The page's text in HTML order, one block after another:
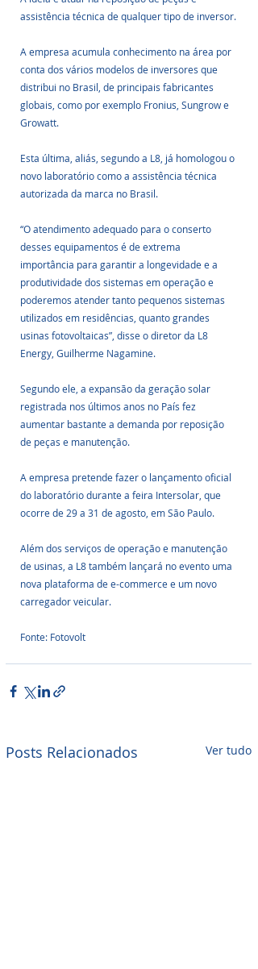
assistência técnica de qualquer tipo de inversor.
A empresa acumula conhecimento na área por
conta dos vários modelos de inversores que
distribui no Brasil, de principais fabricantes
globais, como por exemplo Fronius, Sungrow e
Growatt.
Esta última, aliás, segundo a L8, já homologou o
novo laboratório como a assistência técnica
autorizada da marca no Brasil.
“O atendimento adequado para o conserto
desses equipamentos é de extrema
importância para garantir a longevidade e a
produtividade dos sistemas em operação e
poderemos atender tanto pequenos sistemas
utilizados em residências, quanto grandes
usinas fotovoltaicas”, disse o diretor da L8
Energy, Guilherme Nagamine.
Segundo ele, a expansão da geração solar
registrada nos últimos anos no País fez
aumentar bastante a demanda por reposição
de peças e manutenção.
A empresa pretende fazer o lançamento oficial
do laboratório durante a feira Intersolar, que
ocorre de 29 a 31 de agosto, em São Paulo.
Além dos serviços de operação e manutenção
de usinas, a L8 também lançará no evento uma
nova plataforma de e-commerce e um novo
carregador veicular.
Fonte: Fotovolt
Posts Relacionados Ver tudo